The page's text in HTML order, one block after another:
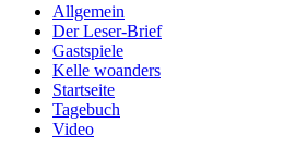
Allgemein
Der Leser-Brief
Gastspiele
Kelle woanders
Startseite
Tagebuch
Video